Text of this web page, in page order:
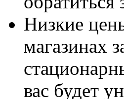
Низкие
магазинах
вас будет